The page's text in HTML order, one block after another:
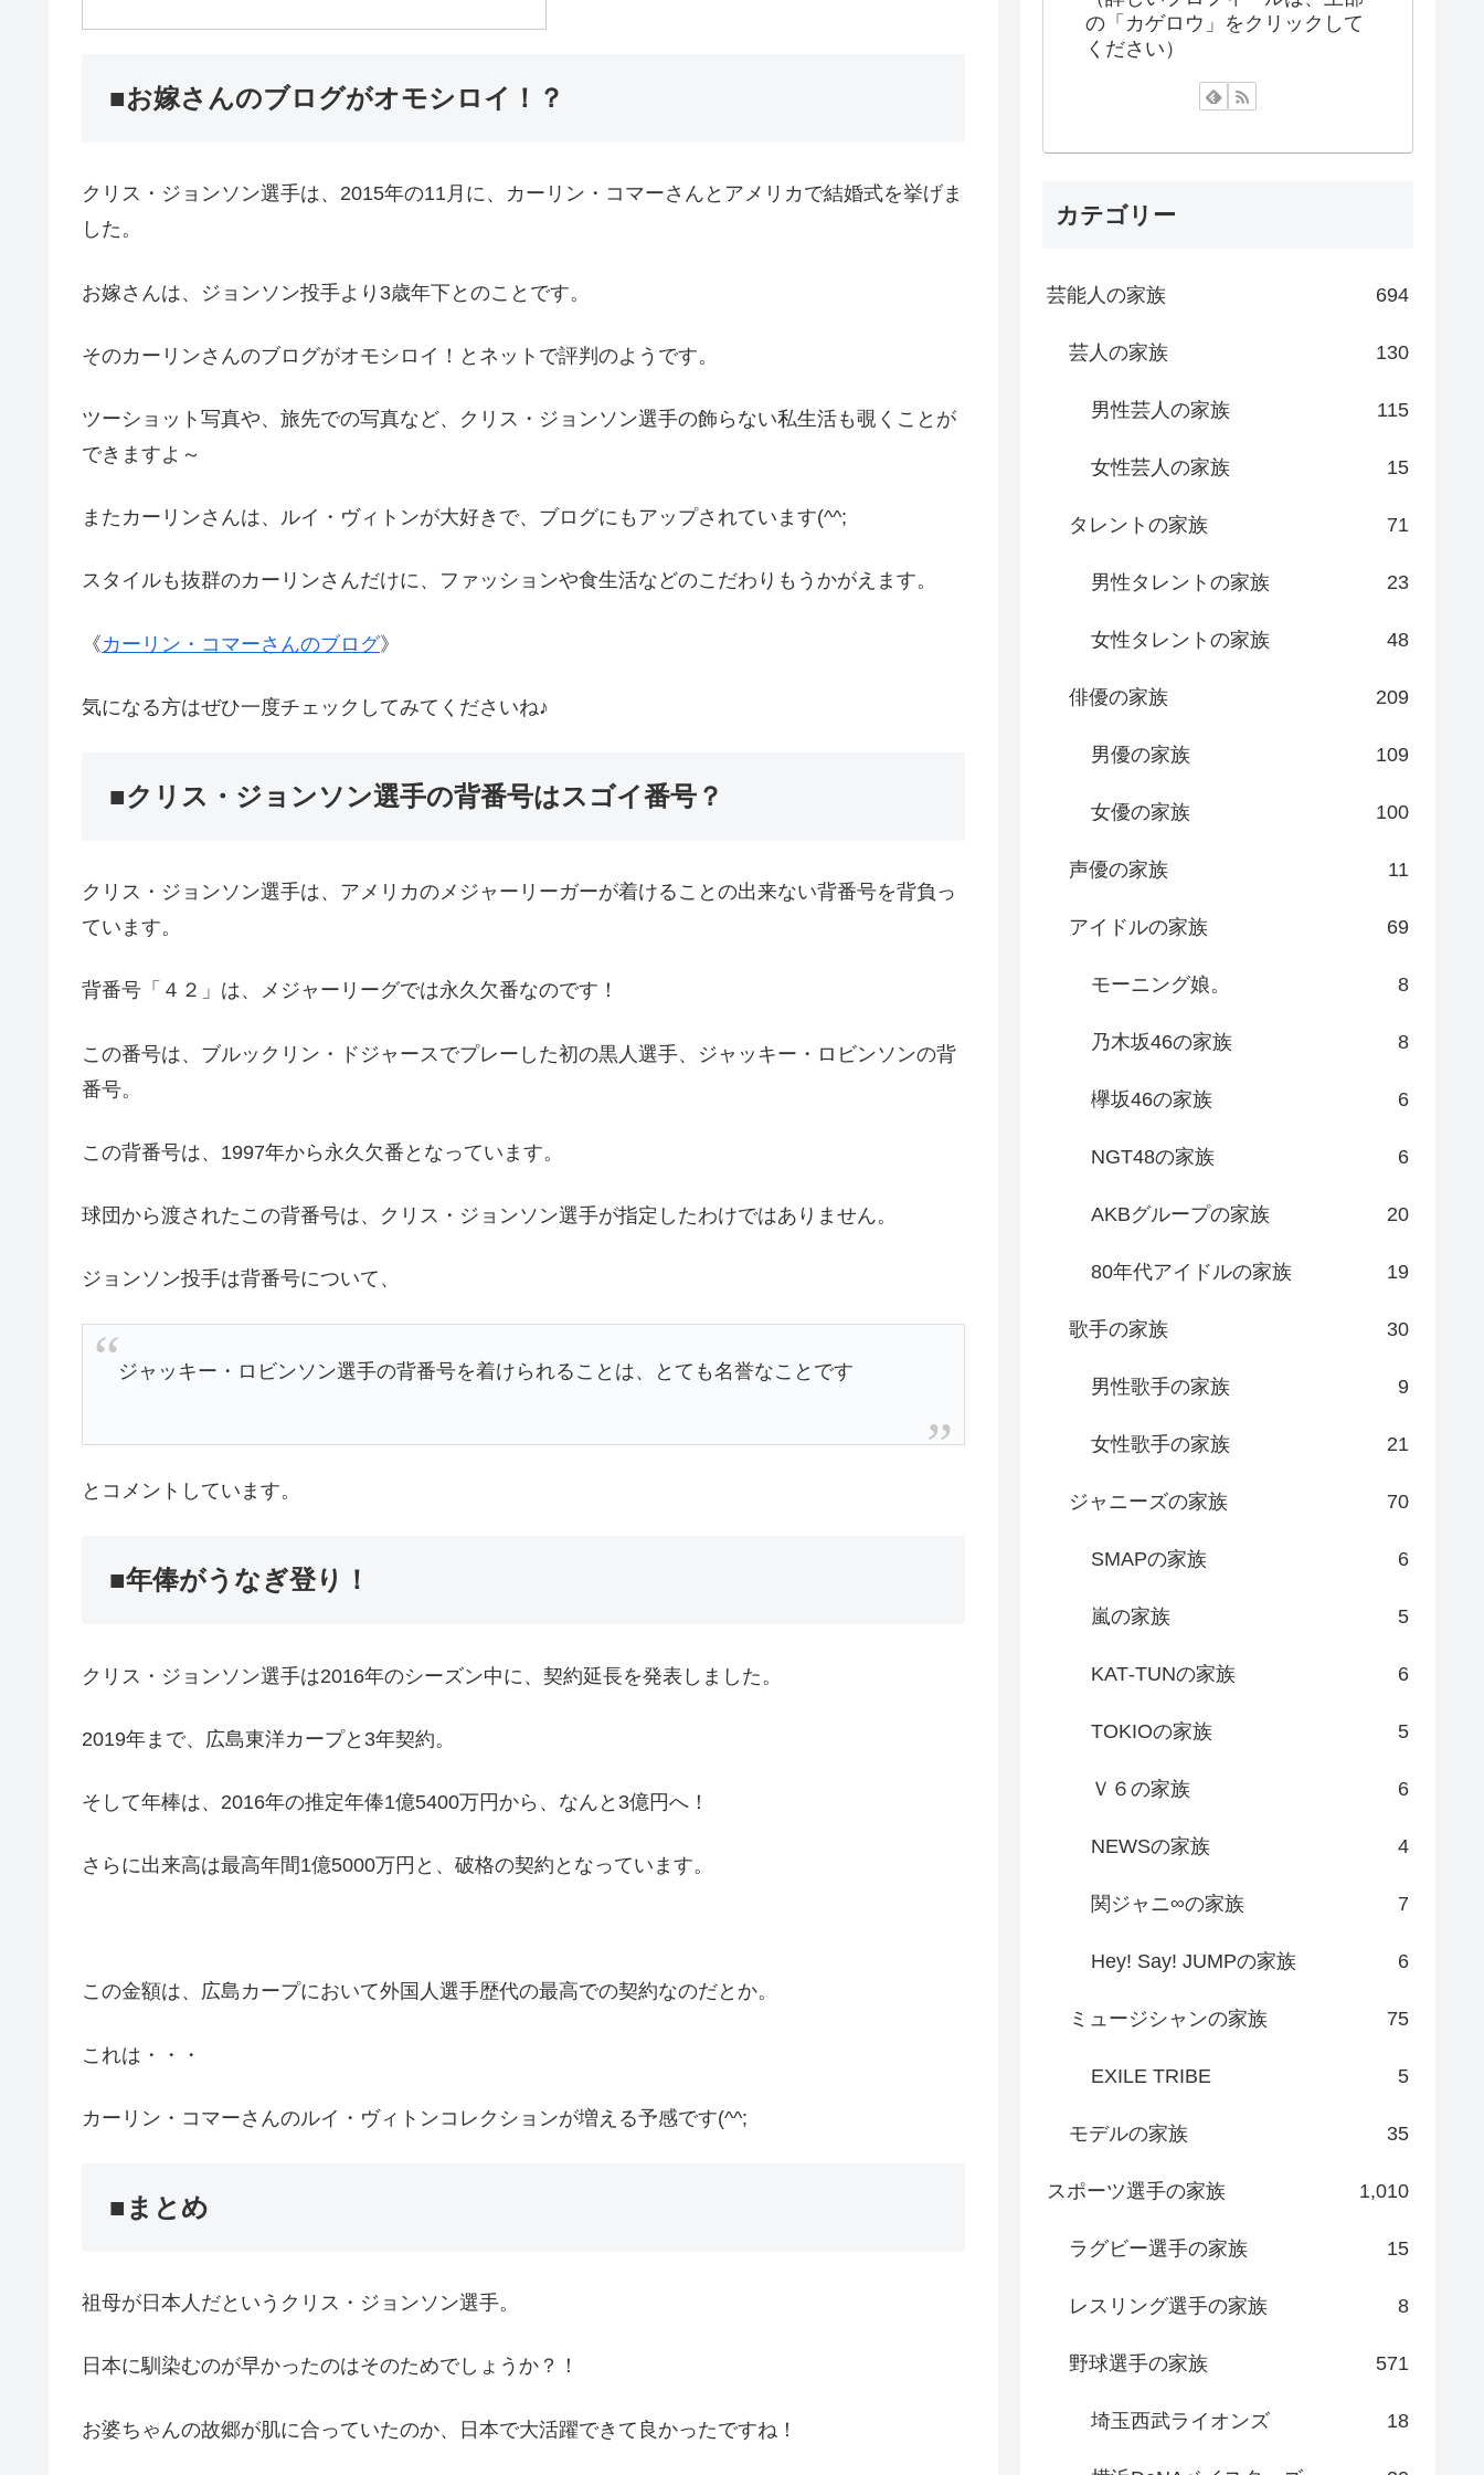
■お嫁さんのブログがオモシロイ！？
クリス・ジョンソン選手は、2015年の11月に、カーリン・コマーさんとアメリカで結婚式を挙げま
した。
お嫁さんは、ジョンソン投手より3歳年下とのことです。
そのカーリンさんのブログがオモシロイ！とネットで評判のようです。
ツーショット写真や、旅先での写真など、クリス・ジョンソン選手の飾らない私生活も覗くことが
できますよ～
またカーリンさんは、ルイ・ヴィトンが大好きで、ブログにもアップされています(^^;
スタイルも抜群のカーリンさんだけに、ファッションや食生活などのこだわりもうかがえます。
《カーリン・コマーさんのブログ》
気になる方はぜひ一度チェックしてみてくださいね♪
■クリス・ジョンソン選手の背番号はスゴイ番号？
クリス・ジョンソン選手は、アメリカのメジャーリーガーが着けることの出来ない背番号を背負っ
ています。
背番号「４２」は、メジャーリーグでは永久欠番なのです！
この番号は、ブルックリン・ドジャースでプレーした初の黒人選手、ジャッキー・ロビンソンの背
番号。
この背番号は、1997年から永久欠番となっています。
球団から渡されたこの背番号は、クリス・ジョンソン選手が指定したわけではありません。
ジョンソン投手は背番号について、
ジャッキー・ロビンソン選手の背番号を着けられることは、とても名誉なことです
とコメントしています。
■年俸がうなぎ登り！
クリス・ジョンソン選手は2016年のシーズン中に、契約延長を発表しました。
2019年まで、広島東洋カープと3年契約。
そして年棒は、2016年の推定年俸1億5400万円から、なんと3億円へ！
さらに出来高は最高年間1億5000万円と、破格の契約となっています。
この金額は、広島カープにおいて外国人選手歴代の最高での契約なのだとか。
これは・・・
カーリン・コマーさんのルイ・ヴィトンコレクションが増える予感です(^^;
■まとめ
祖母が日本人だというクリス・ジョンソン選手。
日本に馴染むのが早かったのはそのためでしょうか？！
お婆ちゃんの故郷が肌に合っていたのか、日本で大活躍できて良かったですね！
の「カゲロウ」をクリックして
ください）
カテゴリー
芸能人の家族 694
芸人の家族 130
男性芸人の家族 115
女性芸人の家族 15
タレントの家族 71
男性タレントの家族 23
女性タレントの家族 48
俳優の家族 209
男優の家族 109
女優の家族 100
声優の家族 11
アイドルの家族 69
モーニング娘。 8
乃木坂46の家族 8
欅坂46の家族 6
NGT48の家族 6
AKBグループの家族 20
80年代アイドルの家族 19
歌手の家族 30
男性歌手の家族 9
女性歌手の家族 21
ジャニーズの家族 70
SMAPの家族 6
嵐の家族 5
KAT‐TUNの家族 6
TOKIOの家族 5
Ｖ６の家族 6
NEWSの家族 4
関ジャニ∞の家族 7
Hey! Say! JUMPの家族 6
ミュージシャンの家族 75
EXILE TRIBE 5
モデルの家族 35
スポーツ選手の家族 1,010
ラグビー選手の家族 15
レスリング選手の家族 8
野球選手の家族 571
埼玉西武ライオンズ 18